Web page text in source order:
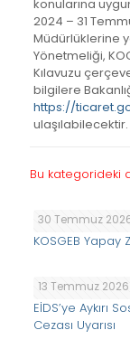
konularına
2024 – 31
Müdürlüklerine
Yönetmeliği,
Kılavuzu
bilgilere
https://
ulaşılabilecektir.
Bu kategorideki
30 Temmuz
KOSGEB Yapay
13 Temmuz 2026
EİDS’ye Aykırı
Cezası Uyarısı